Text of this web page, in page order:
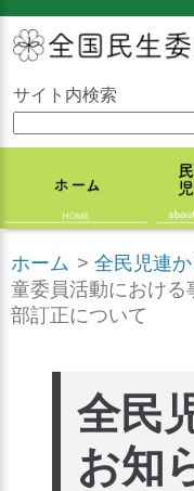
サイト内検索
ホーム > 全民児連
童委員活動における
部訂正について
全民
お知